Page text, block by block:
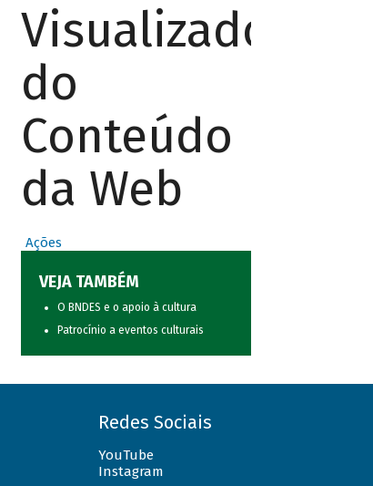
Visualizador
do
Conteúdo
da Web
Ações
VEJA TAMBÉM
O BNDES e o apoio à cultura
Patrocínio a eventos culturais
Redes Sociais
YouTube
Instagram